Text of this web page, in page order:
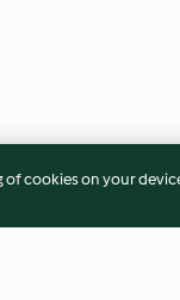
of cookies on your